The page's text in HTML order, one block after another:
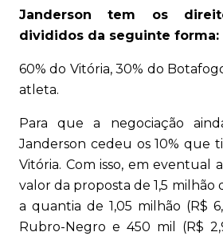
Janderson tem os
divididos da seguinte forma:
60% do Vitória, 30% do
atleta.
Para que a negociação
Janderson cedeu os 10% que
Vitória. Com isso, em eventual
valor da proposta de 1,5 milhão
a quantia de 1,05 milhão (R$
Rubro-Negro e 450 mil (R$